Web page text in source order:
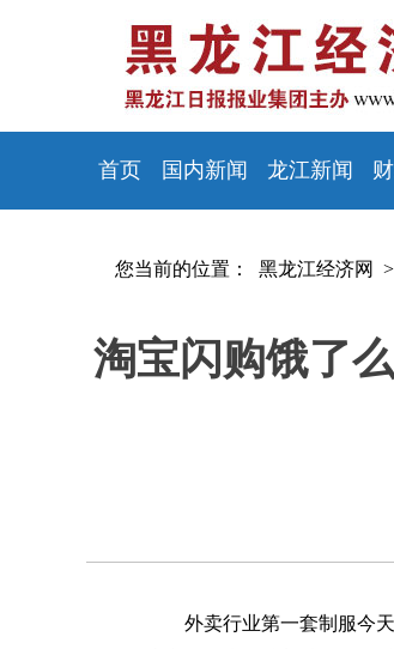
首页 国内新闻 龙江新闻
您当前的位置： 黑龙江经济网 >
淘宝闪购饿了
外卖行业第一套制服今